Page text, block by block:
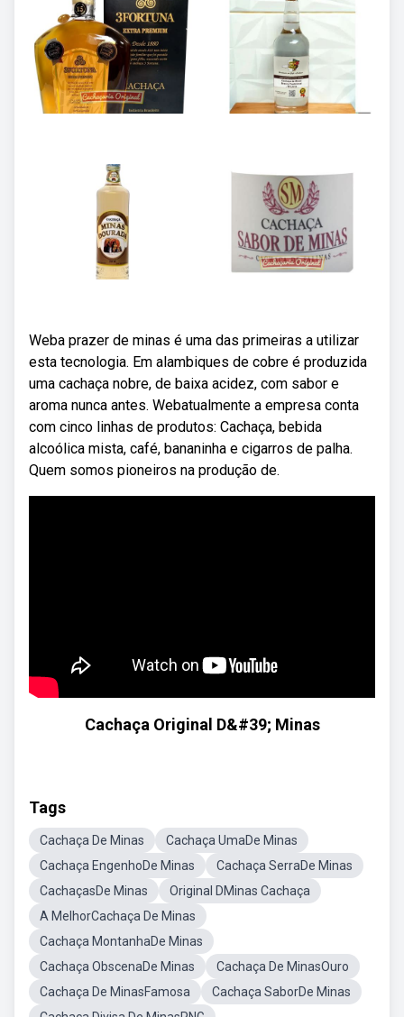
Weba prazer de minas é uma das primeiras a utilizar
esta tecnologia. Em alambiques de cobre é produzida
uma cachaça nobre, de baixa acidez, com sabor e
aroma nunca antes. Webatualmente a empresa conta
com cinco linhas de produtos: Cachaça, bebida
alcoólica mista, café, bananinha e cigarros de palha.
Quem somos pioneiros na produção de.
Cachaça Original D&#39; Minas
Tags
Cachaça De Minas
Cachaça UmaDe Minas
Cachaça EngenhoDe Minas
Cachaça SerraDe Minas
CachaçasDe Minas
Original DMinas Cachaça
A MelhorCachaça De Minas
Cachaça MontanhaDe Minas
Cachaça ObscenaDe Minas
Cachaça De MinasOuro
Cachaça De MinasFamosa
Cachaça SaborDe Minas